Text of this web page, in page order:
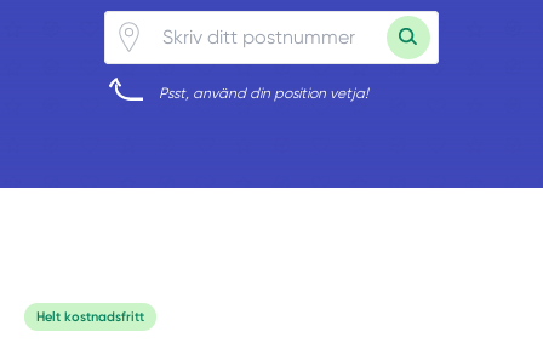
Psst, använd din position vetja!
Helt kostnadsfritt